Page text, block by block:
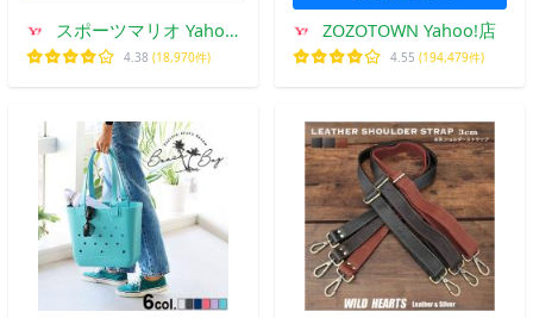
スポーツマリオ Yahoo!
店
4.38 (18,970件)
ZOZOTOWN Yahoo!店
4.55 (194,479件)